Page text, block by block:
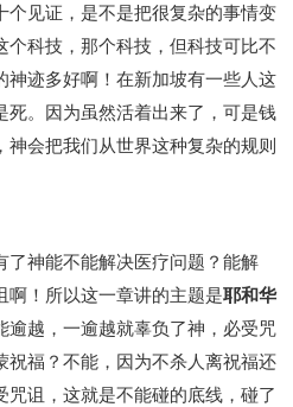
个见证，是不是把很复杂的事情变
个科技，那个科技，但科技可比不
神迹多好啊！在新加坡有一些人这
死。因为虽然活着出来了，可是钱
会把我们从世界这种复杂的规则
了神能不能解决医疗问题？能解
啊！所以这一章讲的主题是耶和华
逾越，一逾越就辜负了神，必受咒
祝福？不能，因为不杀人离祝福还
咒诅，这就是不能碰的底线，碰了